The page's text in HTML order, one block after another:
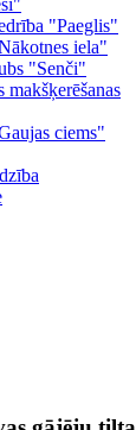
"Paeglis"
iela"
"Senči"
makšķerēšanas
ciems"